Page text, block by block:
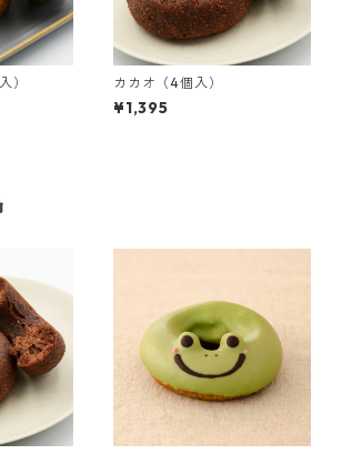
） カカオ（4個入）
¥1,395